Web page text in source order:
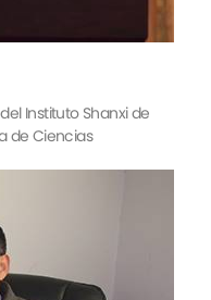
de Ciencias